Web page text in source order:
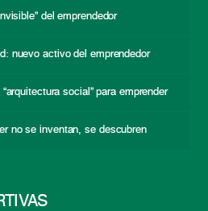
del emprendedor
nuevo activo del emprendedor
social” para emprender
no se inventan, se descubren